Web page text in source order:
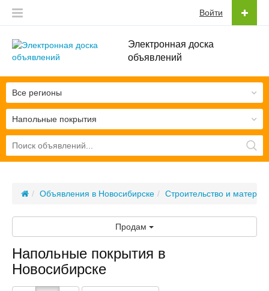
Электронная доска
объявлений
Войти
Напольные покрытия
Все регионы
Объявления в Новосибирске Строительство и
Продам
Напольные покрытия в
Новосибирске